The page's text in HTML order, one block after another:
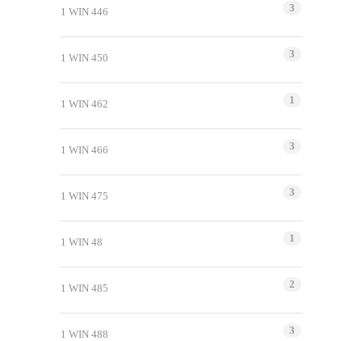
1 WIN 446 3
1 WIN 450 3
1 WIN 462 1
1 WIN 466 3
1 WIN 475 3
1 WIN 48 1
1 WIN 485 2
1 WIN 488 3